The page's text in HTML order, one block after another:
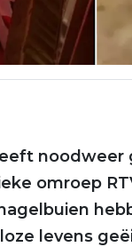
noodweer
omroep
levens